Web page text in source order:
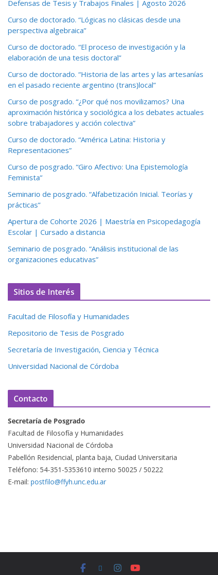
Defensas de Tesis y Trabajos Finales | Agosto 2026
Curso de doctorado. “Lógicas no clásicas desde una
perspectiva algebraica”
Curso de doctorado. “El proceso de investigación y la
elaboración de una tesis doctoral”
Curso de doctorado. “Historia de las artes y las artesanías
en el pasado reciente argentino (trans)local”
Curso de posgrado. “¿Por qué nos movilizamos? Una
aproximación histórica y sociológica a los debates actuales
sobre trabajadores y acción colectiva”
Curso de doctorado. “América Latina: Historia y
Representaciones”
Curso de posgrado. “Giro Afectivo: Una Epistemología
Feminista”
Seminario de posgrado. “Alfabetización Inicial. Teorías y
prácticas”
Apertura de Cohorte 2026 | Maestría en Psicopedagogía
Escolar | Cursado a distancia
Seminario de posgrado. “Análisis institucional de las
organizaciones educativas”
Sitios de Interés
Facultad de Filosofía y Humanidades
Repositorio de Tesis de Posgrado
Secretaría de Investigación, Ciencia y Técnica
Universidad Nacional de Córdoba
Contacto
Secretaría de Posgrado
Facultad de Filosofía y Humanidades
Universidad Nacional de Córdoba
Pabellón Residencial, planta baja, Ciudad Universitaria
Teléfono: 54-351-5353610 interno 50025 / 50222
E-mail: postfilo@ffyh.unc.edu.ar